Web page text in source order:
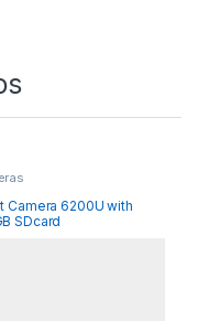
Camera 6200U with
SDcard